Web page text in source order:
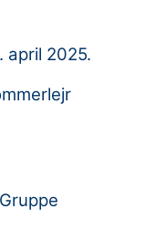
april 2025.